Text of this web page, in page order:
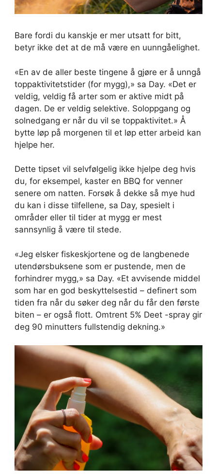
Bare fordi du kanskje er mer utsatt for bitt,
betyr ikke det at de må være en uunngåelighet.
«En av de aller beste tingene å gjøre er å unngå
toppaktivitetstider (for mygg),» sa Day. «Det er
veldig, veldig få arter som er aktive midt på
dagen. De er veldig selektive. Soloppgang og
solnedgang er når du vil se toppaktivitet.» Å
bytte løp på morgenen til et løp etter arbeid kan
hjelpe her.
Dette tipset vil selvfølgelig ikke hjelpe deg hvis
du, for eksempel, kaster en BBQ for venner
senere om natten. Forsøk å dekke så mye hud
du kan i disse tilfellene, sa Day, spesielt i
områder eller til tider at mygg er mest
sannsynlig å være til stede.
«Jeg elsker fiskeskjortene og de langbenede
utendørsbuksene som er pustende, men de
forhindrer mygg,» sa Day. «Et avvisende middel
som har en god beskyttelsestid – definert som
tiden fra når du søker deg når du får den første
biten – er også flott. Omtrent 5% Deet -spray gir
deg 90 minutters fullstendig dekning.»